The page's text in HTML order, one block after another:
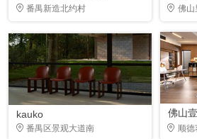
番禺新造北约村 佛山
kauko
番禺区景观大道南
佛山
顺